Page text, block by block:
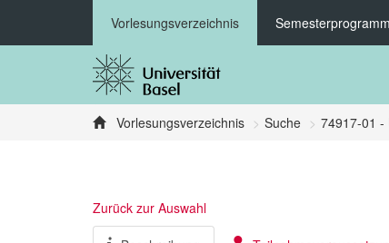
Vorlesungsverzeichnis Semesterprogramm
Vorlesungsverzeichnis Suche 74917-01 -
Zurück zur Auswahl